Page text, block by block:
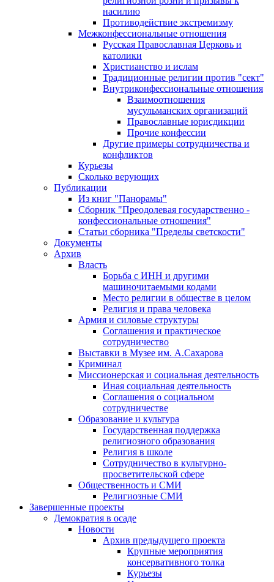
насилию
Противодействие экстремизму
Межконфессиональные отношения
Русская Православная Церковь и
католики
Христианство и ислам
Традиционные религии против "сект"
Внутриконфессиональные отношения
Взаимоотношения
мусульманских организаций
Православные юрисдикции
Прочие конфессии
Другие примеры сотрудничества и
конфликтов
Курьезы
Сколько верующих
Публикации
Из книг "Панорамы"
Сборник "Преодолевая государственно -
конфессиональные отношения"
Статьи сборника "Пределы светскости"
Документы
Архив
Власть
Борьба с ИНН и другими
машиночитаемыми кодами
Место религии в обществе в целом
Религия и права человека
Армия и силовые структуры
Соглашения и практическое
сотрудничество
Выставки в Музее им. А.Сахарова
Криминал
Миссионерская и социальная деятельность
Иная социальная деятельность
Соглашения о социальном
сотрудничестве
Образование и культура
Государственная поддержка
религиозного образования
Религия в школе
Сотрудничество в культурно-
просветительской сфере
Общественность и СМИ
Религиозные СМИ
Завершенные проекты
Демократия в осаде
Новости
Архив предыдущего проекта
Крупные мероприятия
консервативного толка
Курьезы